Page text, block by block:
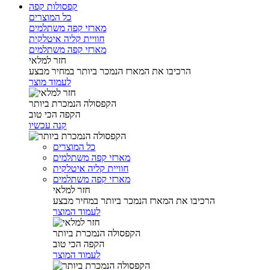
קפסולות קפה
כל המוצרים
מארזי קפה משתלמים
חוויית קליה איטלקית
מארזי קפה משתלמים
חזר למלאי
הרכיבו את המארז הנמכר ביותר במחיר מבצע
לעמוד מוצר
הקפסולה הנמכרת ביותר
הקפה הכי טוב
קנה עכשיו
כל המוצרים
מארזי קפה משתלמים
חוויית קליה איטלקית
מארזי קפה משתלמים
חזר למלאי
הרכיבו את המארז הנמכר ביותר במחיר מבצע
לעמוד המוצר
הקפסולה הנמכרת ביותר
הקפה הכי טוב
לעמוד המוצר